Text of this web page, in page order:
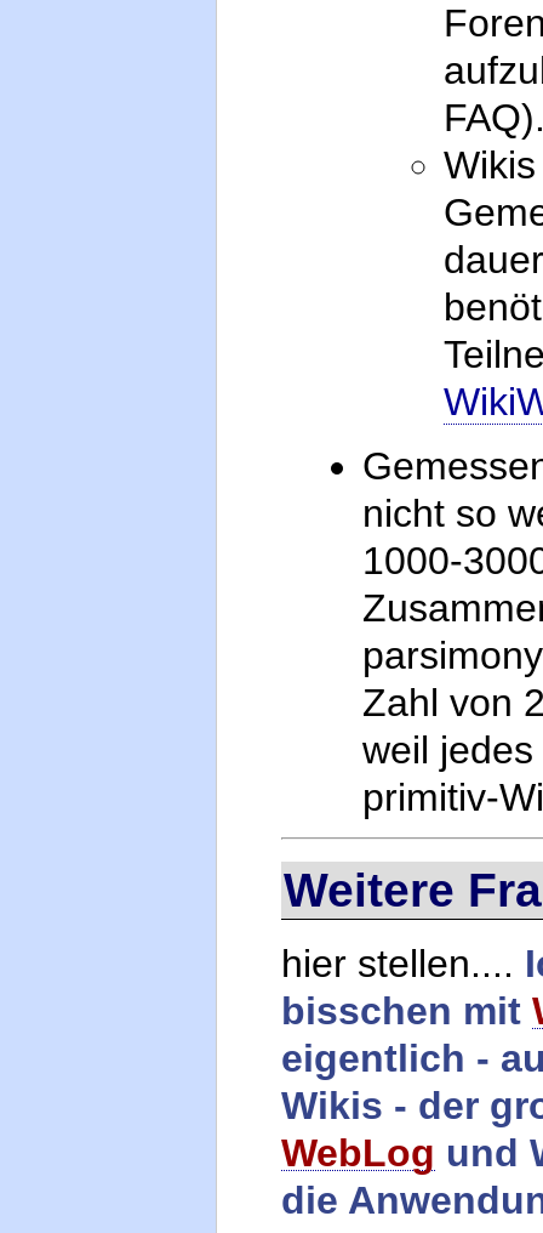
nicht so
1000-
Zahl von
weil
primitiv-
Weitere
hier stellen....
bisschen mit
eigentlich -
Wikis - der
WebLog und
die